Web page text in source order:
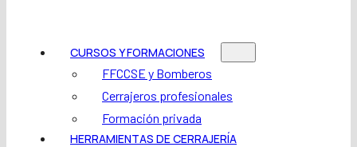
CURSOS Y FORMACIONES
FFCCSE y Bomberos
Cerrajeros profesionales
Formación privada
HERRAMIENTAS DE CERRAJERÍA